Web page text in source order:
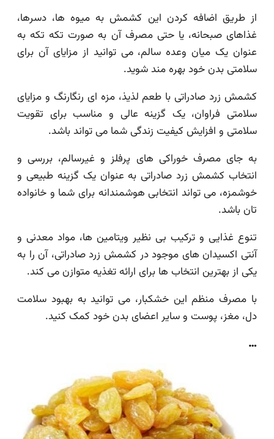
از طریق اضافه کردن این کشمش به میوه ها، دسرها،
غذاهای صبحانه، یا حتی مصرف آن به صورت تکه تکه به
عنوان یک میان وعده سالم، می توانید از مزایای آن برای
سلامتی بدن خود بهره مند شوید.
کشمش زرد صادراتی با طعم لذیذ، مزه ای رنگارنگ و مزایای
سلامتی فراوان، یک گزینه عالی و مناسب برای تقویت
سلامتی و افزایش کیفیت زندگی شما می تواند باشد.
به جای مصرف خوراکی های پرفلز و غیرسالم، بررسی و
انتخاب کشمش زرد صادراتی به عنوان یک گزینه طبیعی و
خوشمزه، می تواند انتخابی هوشمندانه برای شما و خانواده
تان باشد.
تنوع غذایی و ترکیب بی نظیر ویتامین ها، مواد معدنی و
آنتی اکسیدان های موجود در کشمش زرد صادراتی، آن را به
یکی از بهترین انتخاب ها برای ارائه تغذیه متوازن می کند.
با مصرف منظم این خشکبار، می توانید به بهبود سلامت
دل، مغز، پوست و سایر اعضای بدن خود کمک کنید.
…